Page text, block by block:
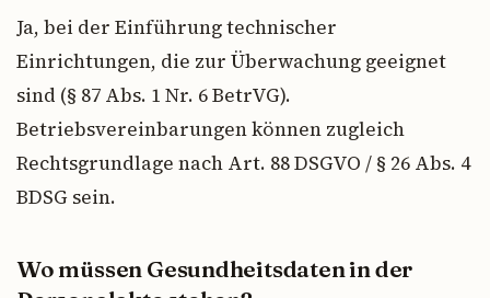
Ja, bei der Einführung technischer
Einrichtungen, die zur Überwachung geeignet
sind (§ 87 Abs. 1 Nr. 6 BetrVG).
Betriebsvereinbarungen können zugleich
Rechtsgrundlage nach Art. 88 DSGVO / § 26 Abs. 4
BDSG sein.
Wo müssen Gesundheitsdaten in der